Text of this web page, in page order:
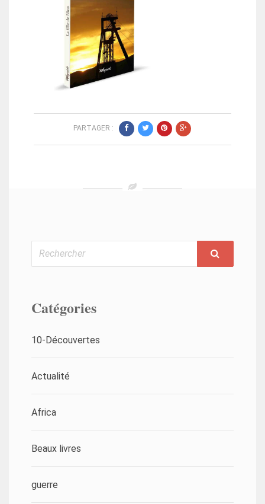
PARTAGER :
Rechercher
Catégories
10-Découvertes
Actualité
Africa
Beaux livres
guerre